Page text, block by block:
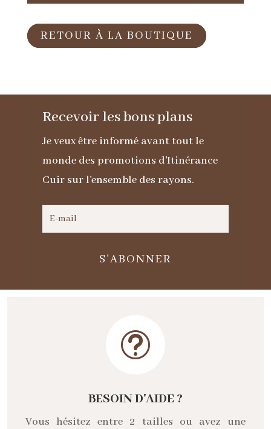
RETOUR À LA BOUTIQUE
Recevoir les bons plans
Je veux être informé avant tout le
monde des promotions d'Itinérance
Cuir sur l'ensemble des rayons.
S'ABONNER
t
BESOIN D'AIDE ?
Vous hésitez entre 2 tailles ou avez une